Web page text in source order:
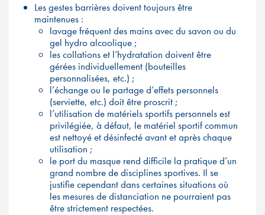
Les gestes barrières doivent toujours être
maintenues :
lavage fréquent des mains avec du savon ou du
gel hydro alcoolique ;
les collations et l’hydratation doivent être
gérées individuellement (bouteilles
personnalisées, etc.) ;
l’échange ou le partage d’effets personnels
(serviette, etc.) doit être proscrit ;
l’utilisation de matériels sportifs personnels est
privilégiée, à défaut, le matériel sportif commun
est nettoyé et désinfecté avant et après chaque
utilisation ;
le port du masque rend difficile la pratique d’un
grand nombre de disciplines sportives. Il se
justifie cependant dans certaines situations où
les mesures de distanciation ne pourraient pas
être strictement respectées.